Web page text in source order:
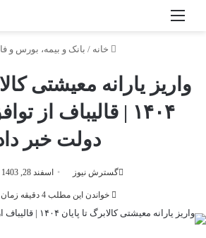
منو
خانه / بانک و بیمه، بورس و
واریز یارانه معیشتی
۱۴۰۴‌ | قالیباف از
دولت خبر
گسترش نیوز اسفند 28, 1403
خواندن این مطلب 4 دقیقه زمان میبرد